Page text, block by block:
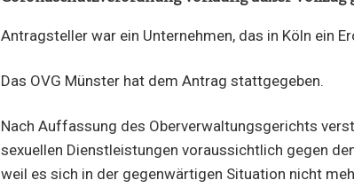
Antragsteller war ein Unternehmen, das in Köln ein
Das OVG Münster hat dem Antrag stattgegeben.
Nach Auffassung des Oberverwaltungsgerichts
sexuellen Dienstleistungen voraussichtlich gegen
weil es sich in der gegenwärtigen Situation nicht